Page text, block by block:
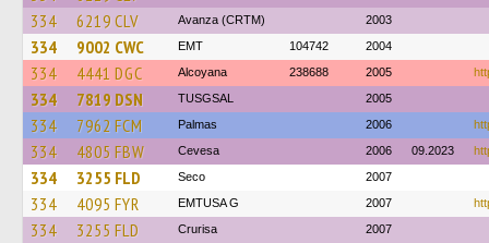
334 6219 CLV Avanza (CRTM) 2003
334 9002 CWC EMT 104742 2004
334 4441 DGC Alcoyana 238688 2005
334 7819 DSN TUSGSAL 2005
334 7962 FCM Palmas 2006
334 4805 FBW Cevesa 2006 09.2023
334 3255 FLD Seco 2007
334 4095 FYR EMTUSA G 2007
334 3255 FLD Crurisa 2007